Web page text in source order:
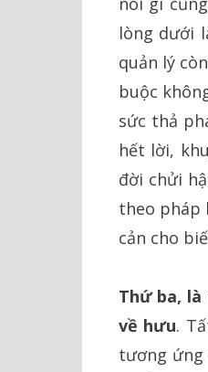
lòng dưới
quản lý
buộc
sức thả
hết lời,
đời chửi
theo pháp
cản cho
Thứ ba,
về hưu.
tương ứng